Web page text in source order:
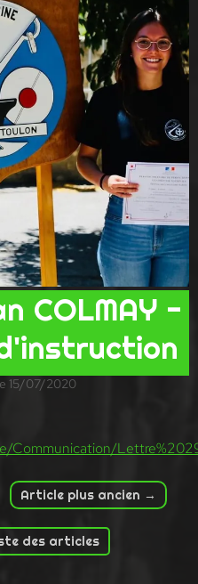
COLMAY -
15/07/2020
Communication/
Article plus ancien →
des articles